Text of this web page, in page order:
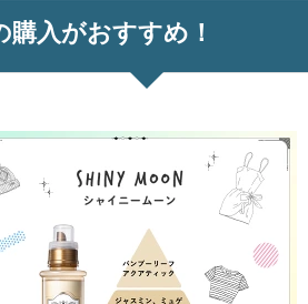
入がおすすめ！